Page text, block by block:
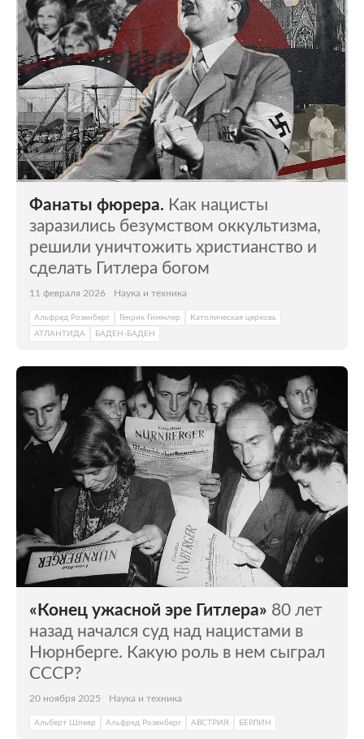
Фанаты фюрера. Как нацисты
заразились безумством оккультизма,
решили уничтожить христианство и
сделать Гитлера богом
11 февраля 2026 Наука и техника
Альфред Розенберг Генрих Гиммлер
Католическая церковь
АТЛАНТИДА
БАДЕН-БАДЕН
«Конец ужасной эре Гитлера» 80 лет
назад начался суд над нацистами в
Нюрнберге. Какую роль в нем сыграл
СССР?
20 ноября 2025 Наука и техника
Альберт Шпеер Альфред Розенберг АВСТРИЯ БЕРЛИН